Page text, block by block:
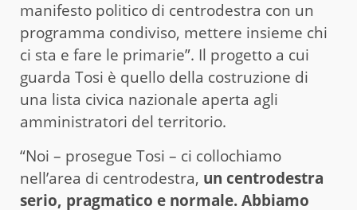
manifesto politico di centrodestra con un
programma condiviso, mettere insieme chi
ci sta e fare le primarie”. Il progetto a cui
guarda Tosi è quello della costruzione di
una lista civica nazionale aperta agli
amministratori del territorio.
“Noi – prosegue Tosi – ci collochiamo
nell’area di centrodestra, un centrodestra
serio, pragmatico e normale. Abbiamo